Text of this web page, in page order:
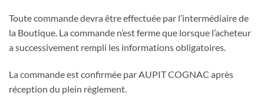
Toute commande devra être effectuée par l’intermédiaire de
la Boutique. La commande n’est ferme que lorsque l’acheteur
a successivement rempli les informations obligatoires.
La commande est confirmée par AUPIT COGNAC après
réception du plein règlement.